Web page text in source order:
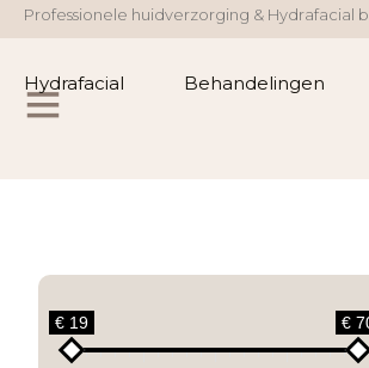
Professionele huidverzorging & Hydrafacial
Hydrafacial Behandelingen
€ 19 €